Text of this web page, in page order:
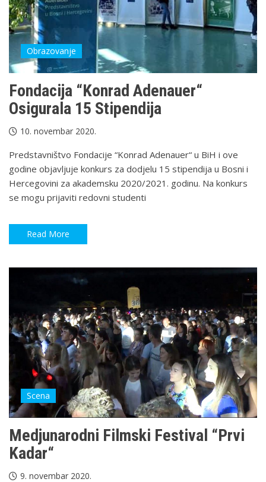
Obrazovanje
Fondacija “Konrad Adenauer“
Osigurala 15 Stipendija
10. novembar 2020.
Predstavništvo Fondacije “Konrad Adenauer“ u BiH i ove
godine objavljuje konkurs za dodjelu 15 stipendija u Bosni i
Hercegovini za akademsku 2020/2021. godinu. Na konkurs
se mogu prijaviti redovni studenti
Read More
Scena
Medjunarodni Filmski Festival “Prvi
Kadar“
9. novembar 2020.